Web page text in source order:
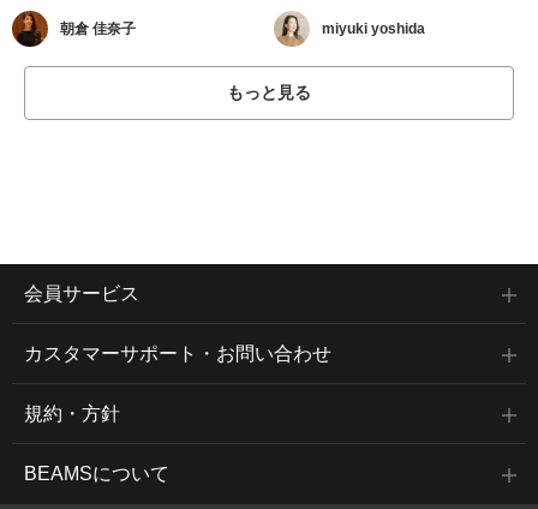
朝倉 佳奈子 miyuki yoshida
もっと見る
会員サービス
カスタマーサポート・お問い合わせ
規約・方針
BEAMSについて